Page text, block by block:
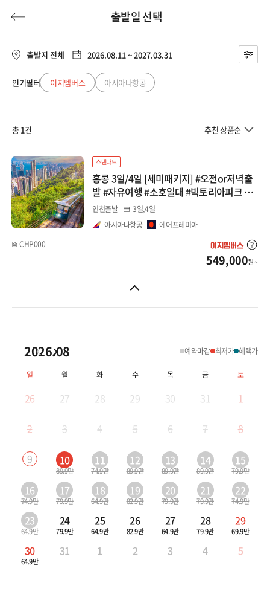
허니문 기획전/홈쇼핑 이벤트/혜택
투어플랜
허니문
출발일 선택
출발지 전체 2026.08.11 ~ 2027.03.31
인기필터 이지멤버스 아시아나항공
총 1건 추천 상품순
스탠다드
홍콩 3일/4일 [세미패키지] #오전or저녁출
발 #자유여행 #소호일대 #빅토리아피크 #침
사추이
인천출발
3일,4일
아시아나항공
에어프레미아
CHP000
549,000원 ~
2026.08
일 월 화 수 목 금 토
26 27 28 29 30 31 1
2 3 4 5 6 7 8
9 10
89.9만
11
74.9만
12
89.9만
13
89.9만
14
89.9만
15
79.9만
16
74.9만
17
79.9만
18
64.9만
19
82.9만
20
79.9만
21
79.9만
22
74.9만
23
64.9만
24
79.9만
25
64.9만
26
82.9만
27
64.9만
28
79.9만
29
69.9만
30
64.9만
31 1 2 3 4 5
예약마감 최저가 혜택가